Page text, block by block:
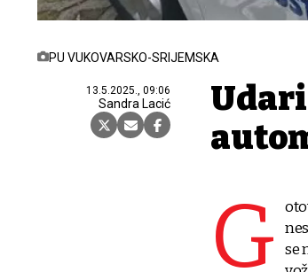
PU VUKOVARSKO-SRIJEMSKA
13.5.2025., 09:06
Sandra Lacić
G
se